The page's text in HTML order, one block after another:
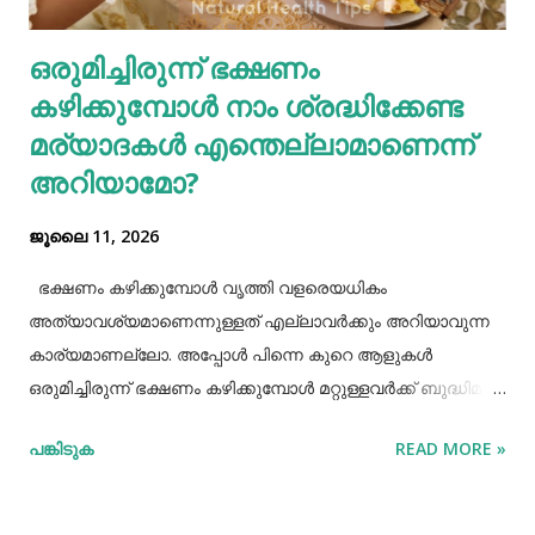
ശരീരത്തിന് വലിയ ബുദ്ധിമുട്ടുകളാണ് ഉണ്ടാക്കുക.
പുകവലിയും മദ്യപാനവും ശരീരത്തിന് മാരകരോഗങ്ങൾ മാ...
ഒരുമിച്ചിരുന്ന് ഭക്ഷണം
കഴിക്കുമ്പോൾ നാം ശ്രദ്ധിക്കേണ്ട
മര്യാദകൾ എന്തെല്ലാമാണെന്ന്
അറിയാമോ?
ജൂലൈ 11, 2026
ഭക്ഷണം കഴിക്കുമ്പോൾ വൃത്തി വളരെയധികം
അത്യാവശ്യമാണെന്നുള്ളത് എല്ലാവർക്കും അറിയാവുന്ന
കാര്യമാണല്ലോ. അപ്പോൾ പിന്നെ കുറെ ആളുകൾ
ഒരുമിച്ചിരുന്ന് ഭക്ഷണം കഴിക്കുമ്പോൾ മറ്റുള്ളവർക്ക് ബുദ്ധിമുട്ട്
ശ്രദ്ധിക്കേണ്ട ചില കാര്യങ്ങളുണ്ട്. ആദ്യമായി നമ്മൾ
പങ്കിടുക READ MORE »